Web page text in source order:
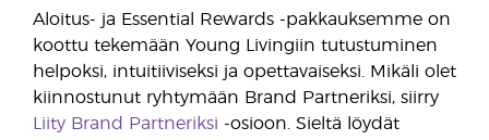
Aloitus- ja Essential Rewards -pakkauksemme on
koottu tekemään Young Livingiin tutustuminen
helpoksi, intuitiiviseksi ja opettavaiseksi. Mikäli olet
kiinnostunut ryhtymään Brand Partneriksi, siirry
Liity Brand Partneriksi -osioon. Sieltä löydät